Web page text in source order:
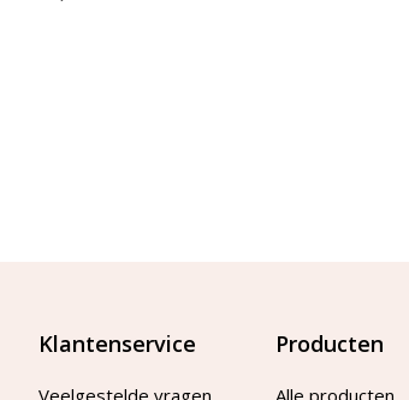
Klantenservice
Veelgestelde vragen
Producten
Alle producten